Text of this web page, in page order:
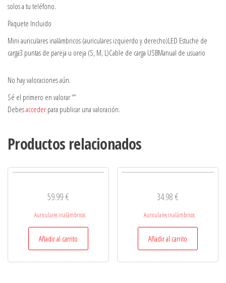
solos a tu teléfono.
Paquete Incluido
Mini auriculares inalámbricos (auriculares izquierdo y derecho)LED Estuche de
carga3 puntas de pareja u oreja (S, M, L)Cable de carga USBManual de usuario
No hay valoraciones aún.
Sé el primero en valorar “”
Debesacceder para publicar una valoración.
Productos relacionados
59.99 €
Auriculares inalámbricos
Añadir al carrito
34.98€
Auriculares inalámbricos
Añadir al carrito